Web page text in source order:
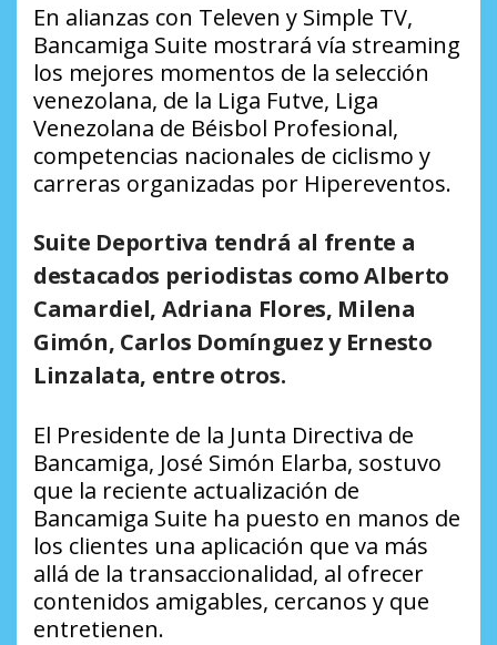
En alianzas con Televen y Simple TV,
Bancamiga Suite mostrará vía streaming
los mejores momentos de la selección
venezolana, de la Liga Futve, Liga
Venezolana de Béisbol Profesional,
competencias nacionales de ciclismo y
carreras organizadas por Hipereventos.
Suite Deportiva tendrá al frente a
destacados periodistas como Alberto
Camardiel, Adriana Flores, Milena
Gimón, Carlos Domínguez y Ernesto
Linzalata, entre otros.
El Presidente de la Junta Directiva de
Bancamiga, José Simón Elarba, sostuvo
que la reciente actualización de
Bancamiga Suite ha puesto en manos de
los clientes una aplicación que va más
allá de la transaccionalidad, al ofrecer
contenidos amigables, cercanos y que
entretienen.